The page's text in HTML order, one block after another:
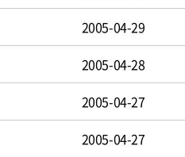
2005-04-29
2005-04-28
2005-04-27
2005-04-27